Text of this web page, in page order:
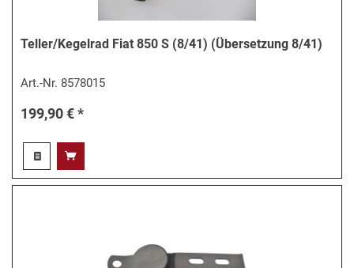
Teller/Kegelrad Fiat 850 S (8/41) (Übersetzung 8/41)
Art.-Nr. 8578015
199,90 € *